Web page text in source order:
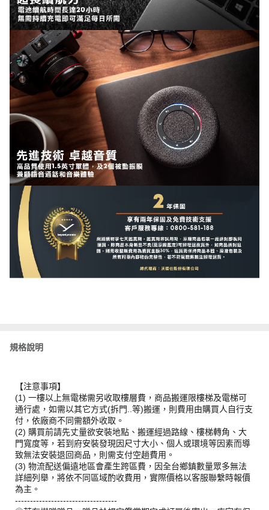
規格說明
【注意事項】
(1) 一樓以上無電梯需另收取樓層費，商品搬運限樓梯及電梯可
通行處，如需以其它方式(拆門..等)搬運，則費用由購買人自行支
付，依廠商不同需額外收取。
(2) 購買前請先丈量欲安裝地點、搬運經過路線、樓梯轉角、大
門寬度等，若到府安裝發現因尺寸大小、個人或環境等因素而導
致無法安裝退回商品，則需支付空趟費用。
(3) 物流配送偏遠地區會產生跨區費，因全台鄉鎮數量眾多無法
詳細列舉，將依不同區域酌收費用，實際價格以客服聯繫時報價
為主。
----------------------------------